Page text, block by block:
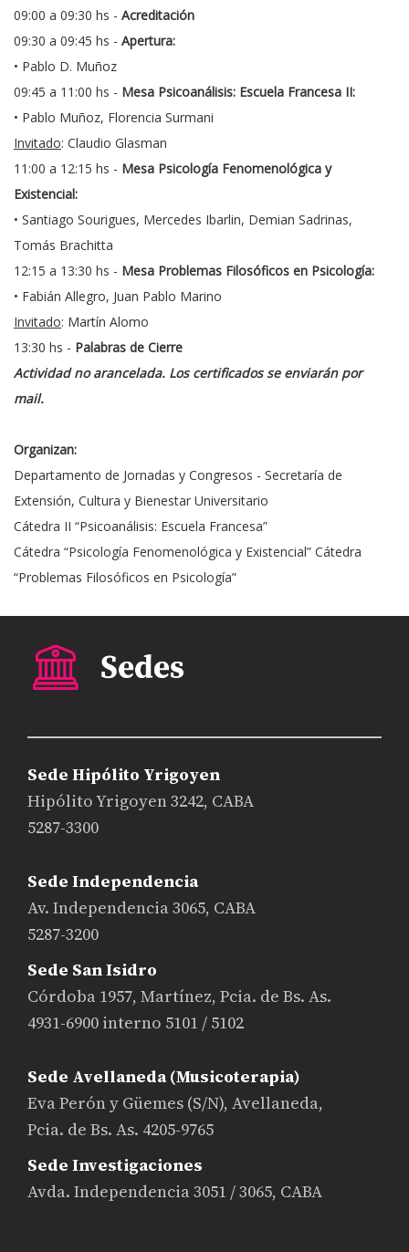
09:00 a 09:30 hs - Acreditación
09:30 a 09:45 hs - Apertura:
• Pablo D. Muñoz
09:45 a 11:00 hs - Mesa Psicoanálisis: Escuela Francesa II:
• Pablo Muñoz, Florencia Surmani
Invitado: Claudio Glasman
11:00 a 12:15 hs - Mesa Psicología Fenomenológica y
Existencial:
• Santiago Sourigues, Mercedes Ibarlin, Demian Sadrinas,
Tomás Brachitta
12:15 a 13:30 hs - Mesa Problemas Filosóficos en Psicología:
• Fabián Allegro, Juan Pablo Marino
Invitado: Martín Alomo
13:30 hs - Palabras de Cierre
Actividad no arancelada. Los certificados se enviarán por
mail.
Organizan:
Departamento de Jornadas y Congresos - Secretaría de
Extensión, Cultura y Bienestar Universitario
Cátedra II “Psicoanálisis: Escuela Francesa”
Cátedra “Psicología Fenomenológica y Existencial” Cátedra
“Problemas Filosóficos en Psicología”
Sede Hipólito Yrigoyen
Hipólito Yrigoyen 3242, CABA
5287-3300
Sede Independencia
Av. Independencia 3065, CABA
5287-3200
Sede San Isidro
Córdoba 1957, Martínez, Pcia. de Bs. As.
4931-6900 interno 5101 / 5102
Sede Avellaneda (Musicoterapia)
Eva Perón y Güemes (S/N), Avellaneda,
Pcia. de Bs. As. 4205-9765
Sede Investigaciones
Avda. Independencia 3051 / 3065, CABA